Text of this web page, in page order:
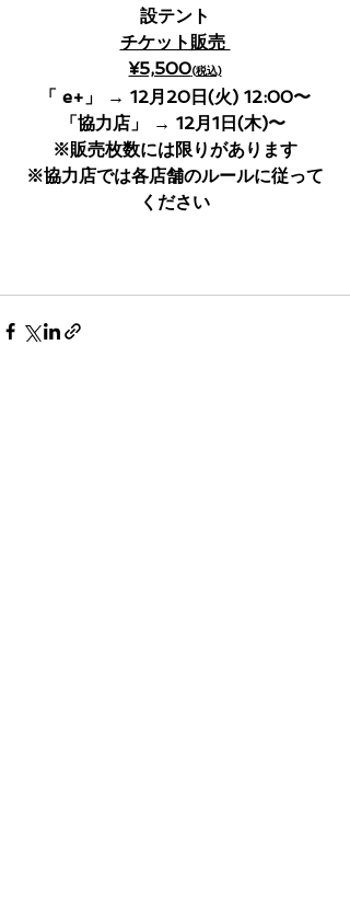
設テント
チケット販売
¥5,500(税込)
「 e+」 → 12月20日(火) 12:00〜
「協力店」 → 12月1日(木)〜
※販売枚数には限りがあります
※協力店では各店舗のルールに従って
ください